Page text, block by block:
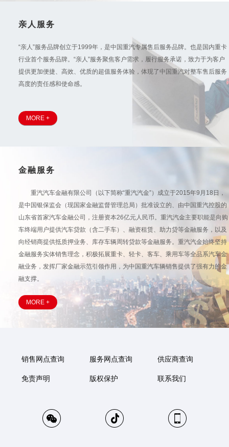
亲人服务
“亲人”服务品牌创立于1999年，是中国重汽专属售后服务品牌。也是国内重卡
行业首个服务品牌。“亲人”服务聚焦客户需求，履行服务承诺，致力于为客户
提供更加便捷、高效、优质的超值服务体验，体现了中国重汽对整车售后服务
高度的责任感和使命感。
MORE +
金融服务
重汽汽车金融有限公司（以下简称“重汽汽金”）成立于2015年9月18日，
是中国银保监会（现国家金融监督管理总局）批准设立的、由中国重汽控股的
山东省首家汽车金融公司，注册资本26亿元人民币。重汽汽金主要职能是向购
车终端用户提供汽车贷款（含二手车）、融资租赁、助力贷等金融服务，以及
向经销商提供抵质押业务、库存车辆周转贷款等金融服务。重汽汽金始终坚持
金融服务实体销售理念，积极拓展重卡、轻卡、客车、乘用车等全品系汽车金
融业务，发挥厂家金融示范引领作用，为中国重汽车辆销售提供了强有力的金
融支撑。
MORE +
销售网点查询 服务网点查询 供应商查询
免责声明 版权保护 联系我们